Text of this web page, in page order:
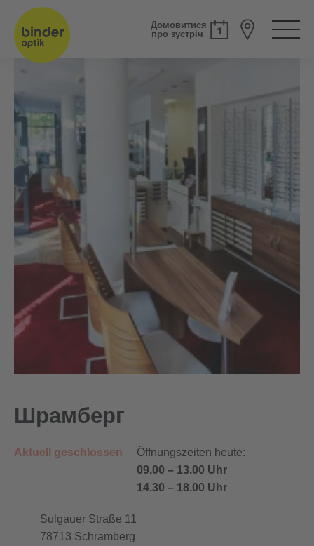
Домовитися
про зустріч
Шрамберг
Aktuell geschlossen
Öffnungszeiten heute:
09.00 – 13.00 Uhr
14.30 – 18.00 Uhr
Sulgauer Straße 11
78713 Schramberg